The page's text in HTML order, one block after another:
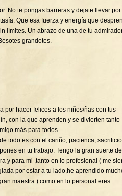
No te pongas barreras y dejate llevar por
Que esa fuerza y energía que
límites. Un abrazo de una de tu
grandotes.
por hacer felices a los niños/ñas con tus
con la que aprenden y se divierten tanto
más para todos.
todo es con el cariño, pacienca,
en tu trabajo. Tengo la gran suerte de
y para mi ,tanto en lo profesional ( me
por estar a tu lado,he aprendido
maestra ) como en lo personal eres